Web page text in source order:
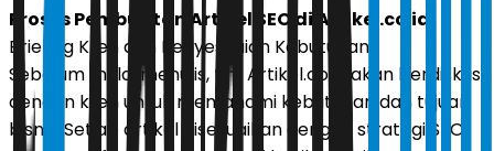
Proses Pembuatan Artikel SEO di Artikel.co.id
Briefing Klien dan Penyesuaian Kebutuhan
Sebelum mulai menulis, tim Artikel.co.id akan berdiskusi
dengan klien untuk memahami kebutuhan dan tujuan
bisnis. Setiap artikel disesuaikan dengan strategi SEO